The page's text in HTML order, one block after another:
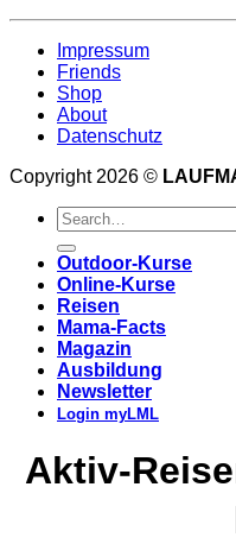
Impressum
Friends
Shop
About
Datenschutz
Copyright 2026 ©
Outdoor-Kurse
Online-Kurse
Reisen
Mama-Facts
Magazin
Ausbildung
Newsletter
Login myLML
Aktiv-